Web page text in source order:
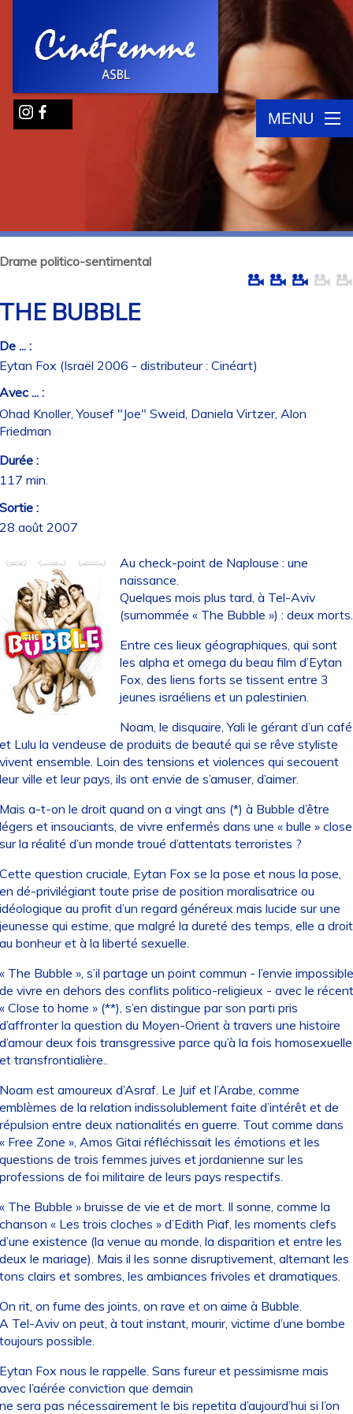
MENU
politico-sentimental
BUBBLE
... :
Fox (Israël 2006 - distributeur : Cinéart)
... :
Knoller, Yousef "Joe" Sweid, Daniela Virtzer, Alon
:
min.
:
août 2007
Au check-point de Naplouse : une
naissance.
Quelques mois plus tard, à Tel-Aviv
(surnommée « The Bubble ») : deux morts.
Entre ces lieux géographiques, qui sont
les alpha et omega du beau film d’Eytan
Fox, des liens forts se tissent entre 3
jeunes israéliens et un palestinien.
Noam, le disquaire, Yali le gérant d’un café
Lulu la vendeuse de produits de beauté qui se rêve styliste
ensemble. Loin des tensions et violences qui secouent
ville et leur pays, ils ont envie de s’amuser, d’aimer.
a-t-on le droit quand on a vingt ans (*) à Bubble d’être
et insouciants, de vivre enfermés dans une « bulle » close
la réalité d’un monde troué d’attentats terroristes ?
question cruciale, Eytan Fox se la pose et nous la pose,
dé-privilégiant toute prise de position moralisatrice ou
au profit d’un regard généreux mais lucide sur une
qui estime, que malgré la dureté des temps, elle a droit
bonheur et à la liberté sexuelle.
The Bubble », s’il partage un point commun - l’envie impossible
vivre en dehors des conflits politico-religieux - avec le récent
Close to home » (**), s’en distingue par son parti pris
la question du Moyen-Orient à travers une histoire
deux fois transgressive parce qu’à la fois homosexuelle
transfrontialière..
est amoureux d’Asraf. Le Juif et l’Arabe, comme
de la relation indissolublement faite d’intérêt et de
entre deux nationalités en guerre. Tout comme dans
Free Zone », Amos Gitai réfléchissait les émotions et les
de trois femmes juives et jordanienne sur les
de foi militaire de leurs pays respectifs.
The Bubble » bruisse de vie et de mort. Il sonne, comme la
« Les trois cloches » d’Edith Piaf, les moments clefs
existence (la venue au monde, la disparition et entre les
le mariage). Mais il les sonne disruptivement, alternant les
clairs et sombres, les ambiances frivoles et dramatiques.
rit, on fume des joints, on rave et on aime à Bubble.
Tel-Aviv on peut, à tout instant, mourir, victime d’une bombe
possible.
Fox nous le rappelle. Sans fureur et pessimisme mais
l’aérée conviction que demain
sera pas nécessairement le bis repetita d’aujourd’hui si l’on